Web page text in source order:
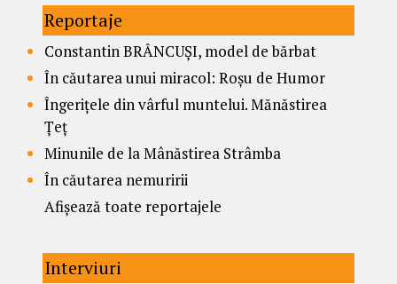
Reportaje
Constantin BRÂNCUȘI, model de bărbat
În căutarea unui miracol: Roșu de Humor
Îngerițele din vârful muntelui. Mănăstirea
Țeț
Minunile de la Mânăstirea Strâmba
În căutarea nemuririi
Afișează toate reportajele
Interviuri